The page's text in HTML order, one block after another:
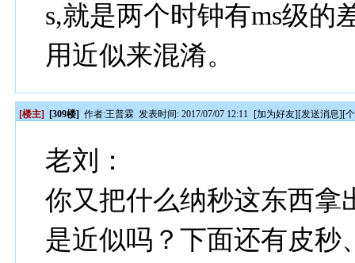
s,就是两个时钟有ms级的
用近似来混淆。
[楼主] [309楼] 作者:王普霖 发表时间: 2017/07/07 12:11 [加为好友][发送消息][
老刘：
你又把什么纳秒这东西拿
是近似吗？下面还有皮秒